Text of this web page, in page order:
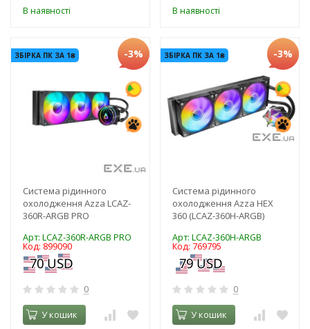
В наявності В наявності
ЗБІРКА ПК ЗА 1₴ -3%
Система рідинного
охолодження Azza LCAZ-
360R-ARGB PRO
Арт: LCAZ-360R-ARGB PRO
Код: 899090
0
У кошик
ЗБІРКА ПК ЗА 1₴ -3%
Система рідинного
охолодження Azza HEX
360 (LCAZ-360H-ARGB)
Арт: LCAZ-360H-ARGB
Код: 769795
0
У кошик